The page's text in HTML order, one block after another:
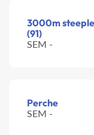
3000m steeple
(91)
SEM -
Perche
SEM -